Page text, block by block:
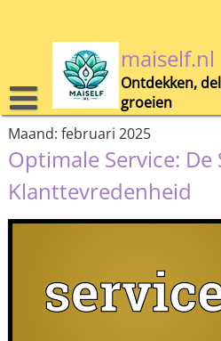
maiself.nl
Ontdekken,
groeien
Maand: februari 2025
Optimale Service:
Klanttevredenheid